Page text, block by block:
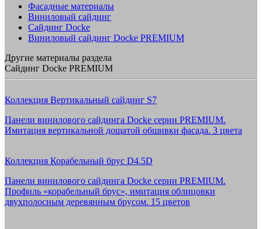
Фасадные материалы
Виниловый сайдинг
Сайдинг Docke
Виниловый сайдинг Docke PREMIUM
Другие материалы раздела
Сайдинг Docke PREMIUM
Коллекция Вертикальный сайдинг S7
Панели винилового сайдинга Docke серии PREMIUM.
Имитация вертикальной дощатой обшивки фасада. 3 цвета
Коллекция Корабельный брус D4.5D
Панели винилового сайдинга Docke серии PREMIUM.
Профиль «корабельный брус», имитация облицовки
двухполосным деревянным брусом. 15 цветов